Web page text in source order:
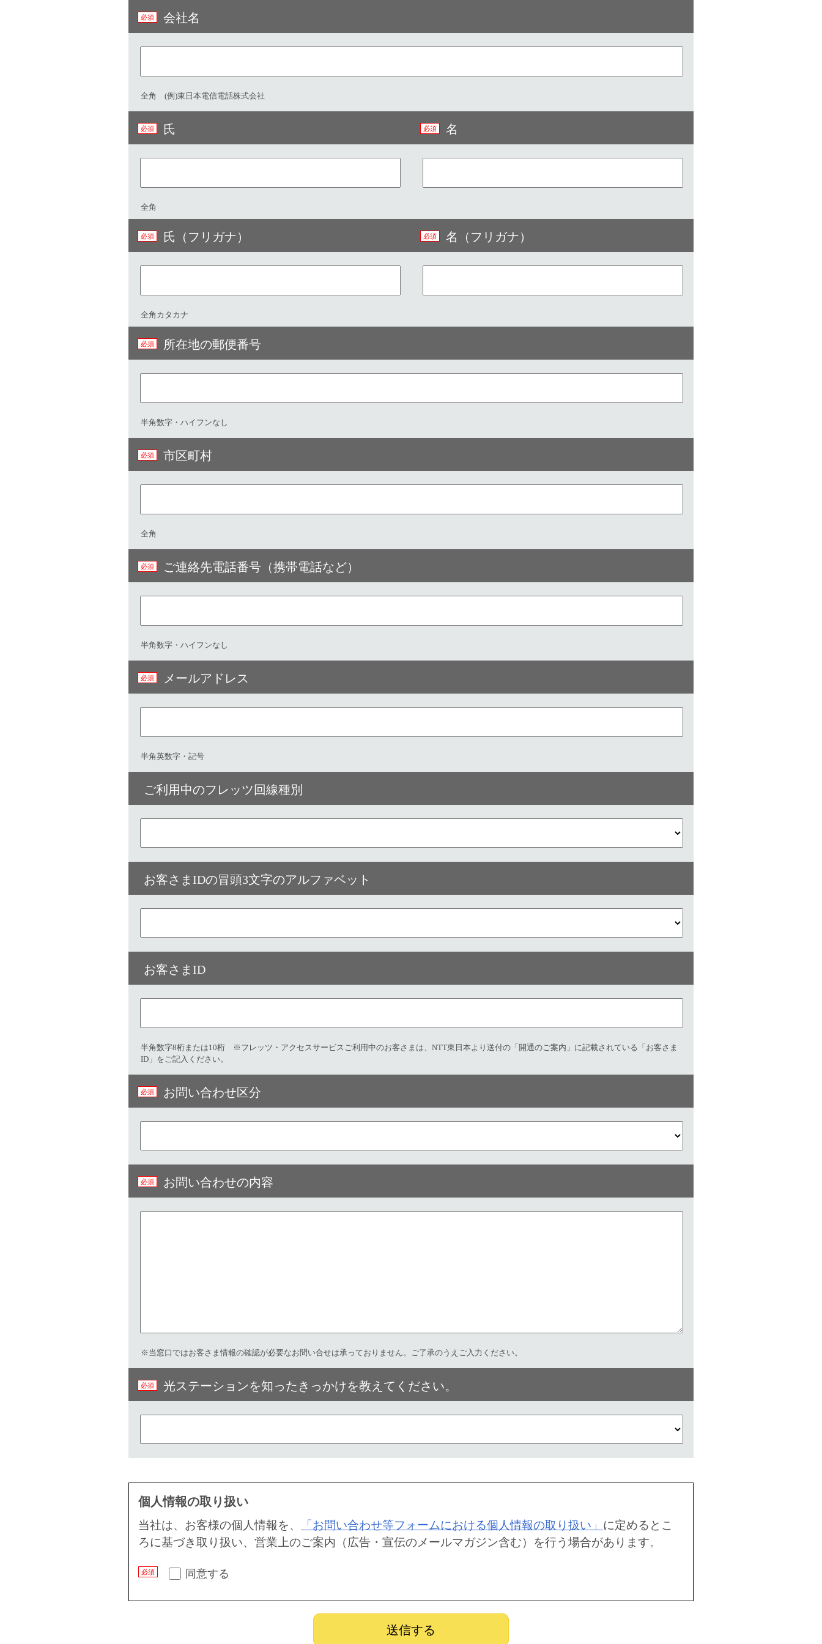
会社名
全角 (例)東日本電信電話株式会社
氏
全角
名
氏（フリガナ）
全角カタカナ
名（フリガナ）
所在地の郵便番号
半角数字・ハイフンなし
市区町村
全角
ご連絡先電話番号（携帯電話など）
半角数字・ハイフンなし
メールアドレス
半角英数字・記号
ご利用中のフレッツ回線種別
お客さまIDの冒頭3文字のアルファベット
お客さまID
半角数字8桁または10桁 ※フレッツ・アクセスサービスご利用中のお客さまは、NTT東日本より送付の「開通のご案内」に記載されている「お客さま
ID」をご記入ください。
お問い合わせ区分
お問い合わせの内容
※当窓口ではお客さま情報の確認が必要なお問い合せは承っておりません。ご了承のうえご入力ください。
光ステーションを知ったきっかけを教えてください。
個人情報の取り扱い
同意する
当社は、お客様の個人情報を、 「お問い合わせ等フォームにおける個人情報の取り扱い」 に定めるとこ
ろに基づき取り扱い、営業上のご案内（広告・宣伝のメールマガジン含む）を行う場合があります。